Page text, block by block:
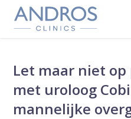
Navigatie overslaan
Let maar niet
met uroloog
mannelijke